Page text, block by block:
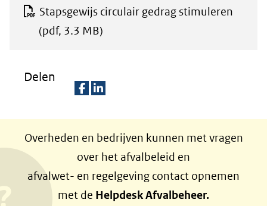
Stapsgewijs circulair gedrag stimuleren
(pdf, 3.3 MB)
Delen
l
e
n
o
l
e
n
o
Overheden en bedrijven kunnen met vragen
over het afvalbeleid en
afvalwet- en regelgeving contact opnemen
met de Helpdesk Afvalbeheer.